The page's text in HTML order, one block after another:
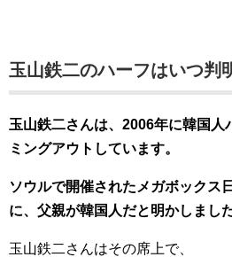
玉山鉄二のハーフはいつ判
玉山鉄二さんは、2006年に韓国人
ミングアウトしています。
ソウルで開催されたメガボックス
に、父親が韓国人だと明かしまし
玉山鉄二さんはその席上で、